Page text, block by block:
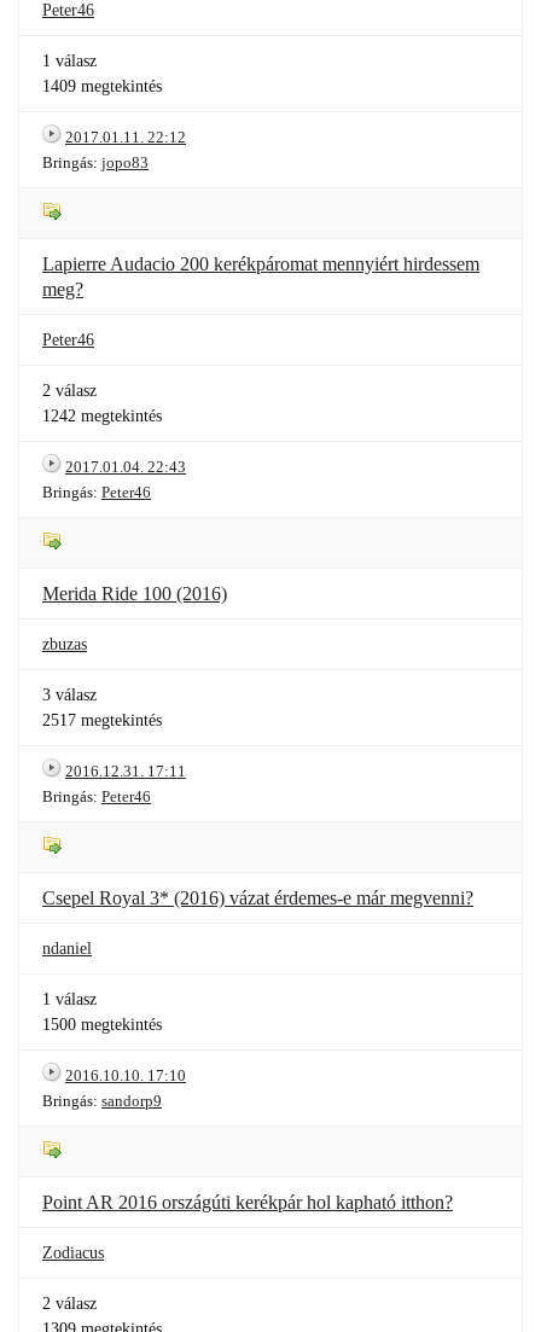
Peter46
1 válasz
1409 megtekintés
2017.01.11. 22:12
Bringás: jopo83
Lapierre Audacio 200 kerékpáromat mennyiért hirdessem
meg?
Peter46
2 válasz
1242 megtekintés
2017.01.04. 22:43
Bringás: Peter46
Merida Ride 100 (2016)
zbuzas
3 válasz
2517 megtekintés
2016.12.31. 17:11
Bringás: Peter46
Csepel Royal 3* (2016) vázat érdemes-e már megvenni?
ndaniel
1 válasz
1500 megtekintés
2016.10.10. 17:10
Bringás: sandorp9
Point AR 2016 országúti kerékpár hol kapható itthon?
Zodiacus
2 válasz